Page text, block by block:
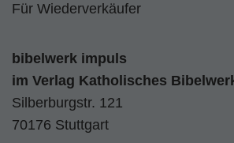
Für Wiederverkäufer
bibelwerk impuls
im Verlag Katholisches
Silberburgstr. 121
70176 Stuttgart